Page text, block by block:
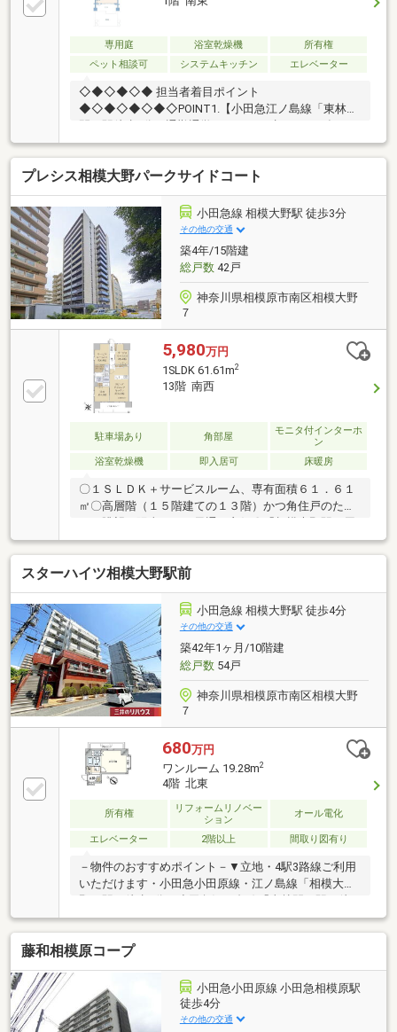
専用庭 浴室乾燥機
所有権
ペット相談可
システムキッチン エレベーター
◇◆◇◆◇◆ 担当者着目ポイント
◆◇◆◇◆◇◆◇POINT1.【小田急江ノ島線「東林
好立地】POINT2.【階下に住戸がなく子育て世帯も安
心！春には桜並木を望める開放的な専用庭付き】
POINT3.【ディスポーザーや洗面室への2WAY動線な
ど、日々の家事を助ける充実の設備仕様】POINT4.
【納戸とトランクルーム付きで収納豊富！リビングと
繋がる広々6畳和室も魅力です】
◇◆◇◆◇◆◇◆◇◆◇◆◇◆◇◆◇◆◇◆◇◆◇◆◇
お問合せは『スーモを見て』とお伝えいただくとスム
ーズです！～東急リバブル までお問い合わせ下さい～
プレシス相模大野パークサイドコート
小田急線 相模大野駅 徒歩3分
その他の交通
築4年/15階建
総戸数42戸
神奈川県相模原市南区相模大野
７
5,980万円
1SLDK 61.61m2
13階 南西
駐車場あり 角部屋
モニタ付インターホ
ン
浴室乾燥機
即入居可 床暖房
〇１ＳＬＤＫ＋サービスルーム、専有面積６１．６１
㎡〇高層階（１５階建ての１３階）かつ角住戸のた
辺の商業地域に近く利便性が高い〇公園、小・中学校
に近く子育て環境に良い〇室内大変丁寧にお使いです
リフォーム歴ございます（実施時期：2022年11月）
【内容】・ＩＨクッキングヒーター（キッチン）新規
設置・開戸から引戸に変更：サービスルーム（２）部
分・エコカラット新規設置（玄関、ＬＤ、一部廊下部
分）
スターハイツ相模大野駅前
小田急線 相模大野駅 徒歩4分
その他の交通
築42年1ヶ月/10階建
総戸数54戸
神奈川県相模原市南区相模大野
７
680万円
ワンルーム 19.28m2
4階 北東
所有権
リフォームリノベー
ション
オール電化
エレベーター 2階以上 間取り図有り
－物件のおすすめポイント－▼立地・4駅3路線ご利用
いただけます・小田急小田原線・江ノ島線「相模大
歩16分・JR横浜線「町田駅」 徒歩24分▼お部屋の特
徴・全52戸／10階建マンション・19平米のワンルー
ム・南東・北東角部屋のため日照良好・南面の窓から
あたたかな日差しを感じます・近隣には公園やスポー
ツクラブがあり、休日のリフレッシュや日々の健康づ
くりに適した住環境です。▼リフォーム内容（2024年
9月実施）・クロス張替（壁・天井）・タイル上張り
藤和相模原コープ
小田急小田原線 小田急相模原駅
徒歩4分
その他の交通